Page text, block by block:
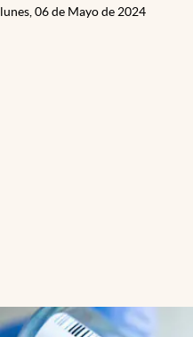
lunes, 06 de Mayo de 2024